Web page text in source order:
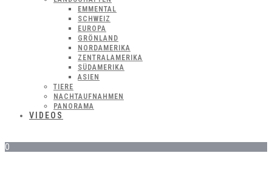
EMMENTAL
SCHWEIZ
EUROPA
GRÖNLAND
NORDAMERIKA
ZENTRALAMERIKA
SÜDAMERIKA
ASIEN
TIERE
NACHTAUFNAHMEN
PANORAMA
VIDEOS
0